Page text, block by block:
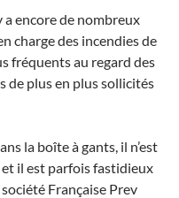
a encore de nombreux
charge des incendies de
fréquents au regard des
de plus en plus sollicités
la boîte à gants, il n’est
il est parfois fastidieux
Française Prev